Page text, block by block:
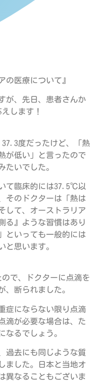
の医療について』
が、先日、患者さんか
します！
度だったけど、「熱
が低い」と言ったので
たいでした。
て臨床的には37.5℃以
そのドクターは「熱は
して、オーストラリア
る』ような習慣はあり
といっても一般的には
と思います。
で、ドクターに点滴を
、断られました。
症にならない限り点滴
滴が必要な場合は、た
なるでしょう。
過去にも同じような質
ました。日本と当地オ
異なることもございま